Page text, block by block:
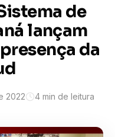
de
lançam
da
2022 4 min de leitura